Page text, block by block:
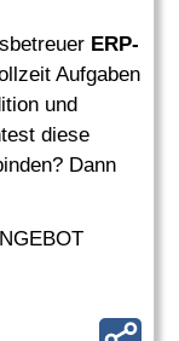
ERP-
Aufgaben
und
diese
Dann